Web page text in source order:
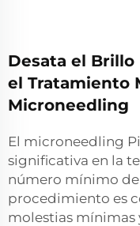
Desata el
el Tratamiento
Microneedling
El microneedling
significativa en la
número mínimo
procedimiento es
molestias mínimas